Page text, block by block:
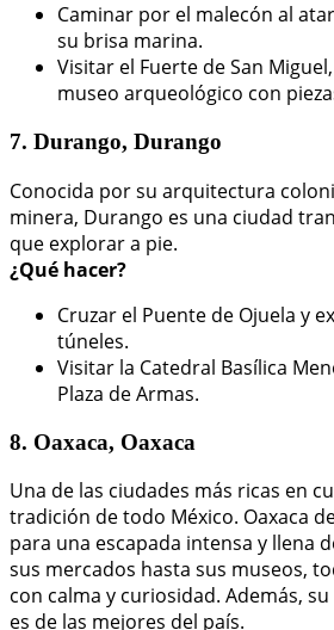
Caminar por el malecón al
su brisa marina.
Visitar el Fuerte de San
museo arqueológico con
7. Durango, Durango
Conocida por su arquitectura
minera, Durango es una ciudad
que explorar a pie.
¿Qué hacer?
Cruzar el Puente de Ojuela y
túneles.
Visitar la Catedral Basílica
Plaza de Armas.
8. Oaxaca, Oaxaca
Una de las ciudades más ricas en
tradición de todo México. Oaxaca
para una escapada intensa y llena
sus mercados hasta sus museos,
con calma y curiosidad. Además,
es de las mejores del país.